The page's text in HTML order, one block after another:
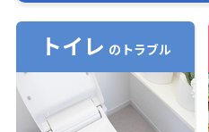
トイレ のトラブル